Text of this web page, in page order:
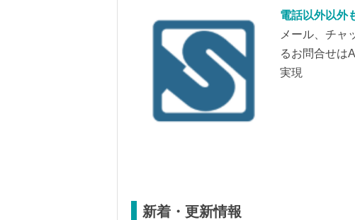
電話以外以外
メール、チャ
るお問合せは
実現
新着・更新情報